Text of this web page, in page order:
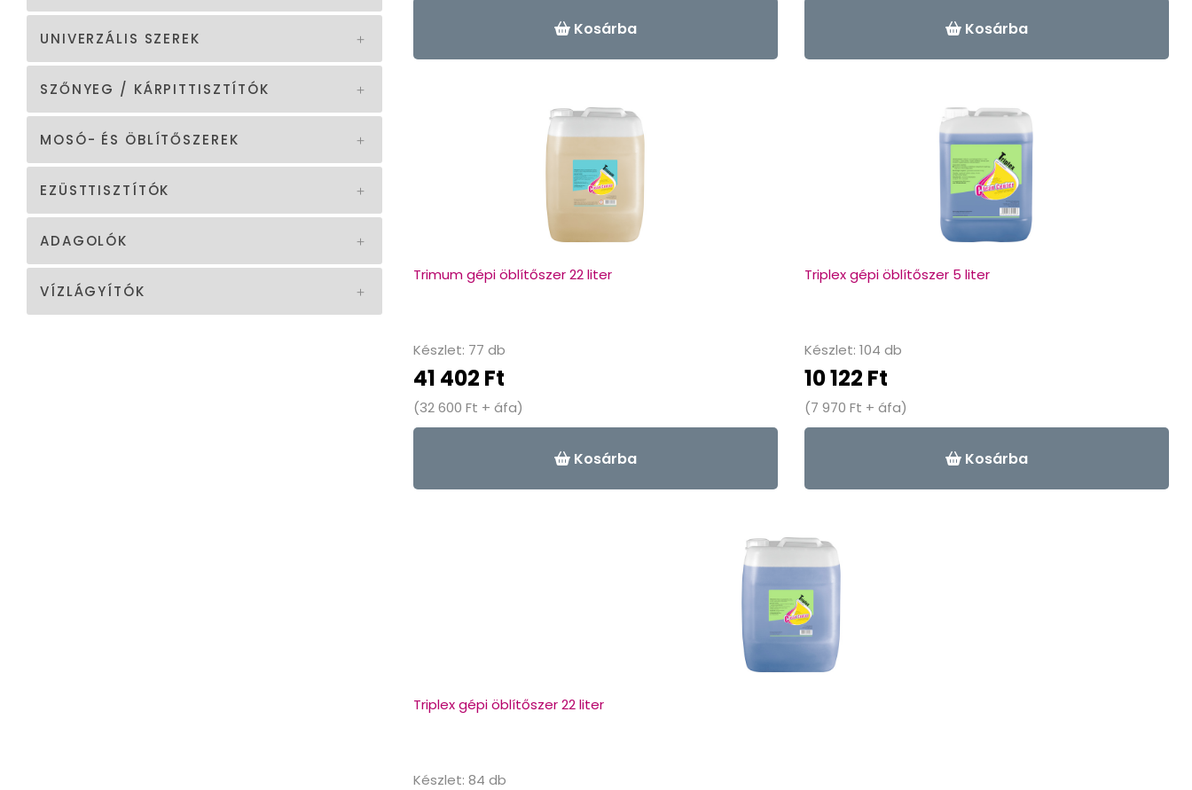
UNIVERZÁLIS SZEREK
SZŐNYEG / KÁRPITTISZTÍTÓK
MOSÓ- ÉS ÖBLÍTŐSZEREK
EZÜSTTISZTÍTÓK
ADAGOLÓK
VÍZLÁGYÍTÓK
Kosárba +
Kosárba
Trimum gépi öblítőszer 22 liter
Készlet: 77 db
41 402 Ft
(32 600 Ft + áfa)
Kosárba +
Triplex gépi öblítőszer 5 liter
Készlet: 104 db
10 122 Ft
(7 970 Ft + áfa)
Kosárba
Triplex gépi öblítőszer 22 liter
Készlet: 84 db